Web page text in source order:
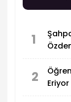
1
2
Eriyor